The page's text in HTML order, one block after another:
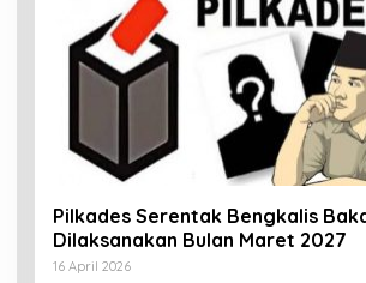
Pilkades Serentak Bengkalis
Dilaksanakan Bulan Maret 2027
16 April 2026